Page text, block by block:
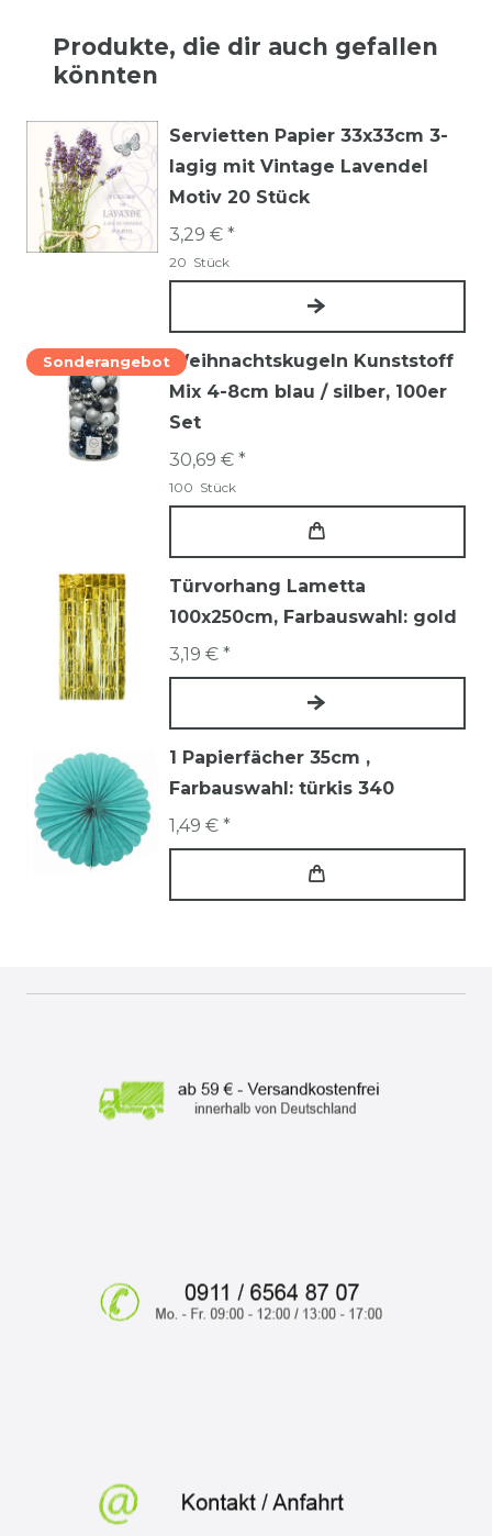
Produkte, die dir auch gefallen
könnten
Servietten Papier 33x33cm 3-
lagig mit Vintage Lavendel
Motiv 20 Stück
3,29 € *
20 Stück
SonderangebotWeihnachtskugeln Kunststoff
Mix 4-8cm blau / silber, 100er
Set
30,69 € *
100 Stück
Türvorhang Lametta
100x250cm, Farbauswahl: gold
3,19 € *
1 Papierfächer 35cm ,
Farbauswahl: türkis 340
1,49 € *